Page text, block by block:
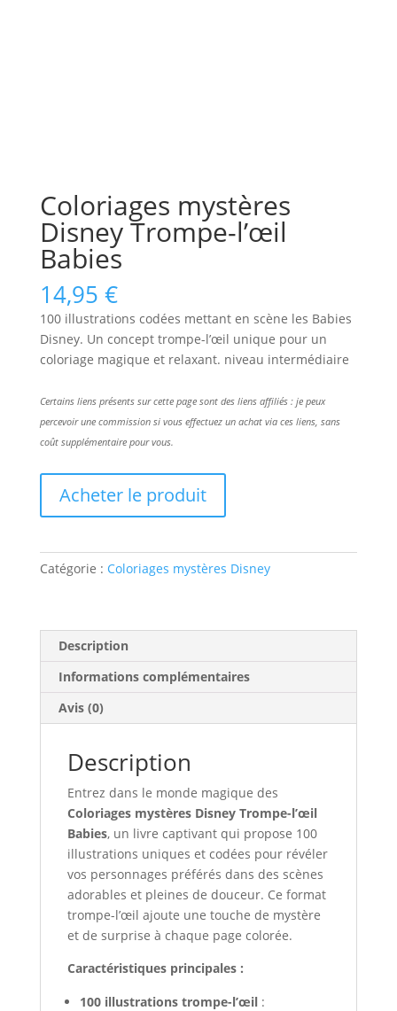
Coloriages mystères
Disney Trompe-l’œil
Babies
14,95 €
100 illustrations codées mettant en scène les Babies
Disney. Un concept trompe-l’œil unique pour un
coloriage magique et relaxant. niveau intermédiaire
Certains liens présents sur cette page sont des liens affiliés : je peux
percevoir une commission si vous effectuez un achat via ces liens, sans
coût supplémentaire pour vous.
Acheter le produit
Catégorie : Coloriages mystères Disney
Description
Informations complémentaires
Avis (0)
Description
Entrez dans le monde magique des
Coloriages mystères Disney Trompe-l’œil
Babies, un livre captivant qui propose 100
illustrations uniques et codées pour révéler
vos personnages préférés dans des scènes
adorables et pleines de douceur. Ce format
trompe-l’œil ajoute une touche de mystère
et de surprise à chaque page colorée.
Caractéristiques principales :
100 illustrations trompe-l’œil: